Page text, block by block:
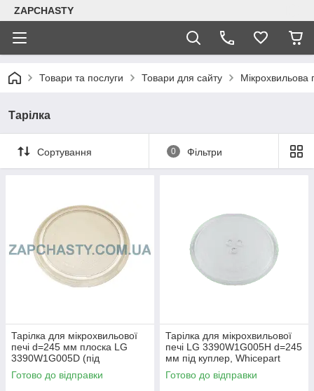
ZAPCHASTY
Товари та послуги Товари для сайту Мікрохвильова
Тарілка
Сортування 0 Фільтри
Тарілка для мікрохвильової
печі d=245 мм плоска LG
3390W1G005D (під
хрестовину d=180 мм)
Готово до відправки
Тарілка для мікрохвильової
печі LG 3390W1G005H d=245
мм під куплер, Whicepart
Готово до відправки